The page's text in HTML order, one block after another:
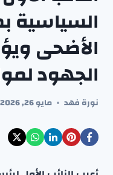
السياسية
الأضحى
الجهود
نورة فهد مايو 26, 2026